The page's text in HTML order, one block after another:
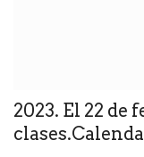
2023. El 22 de